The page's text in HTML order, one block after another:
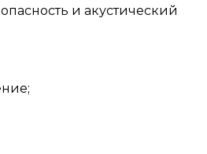
и акустический